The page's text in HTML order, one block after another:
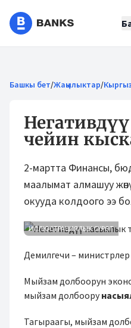
Башкы бет/Жаңылыктар/
чейин
2-мартта Финансы,
маалымат алмашуу
окууда колдоого ээ
ИЛЛЮСТРАЦИЯЛЫК СҮРӨТ
Демилгечи –
Мыйзам долбоорун
мыйзам долбоору
Тагыраагы, мыйзам